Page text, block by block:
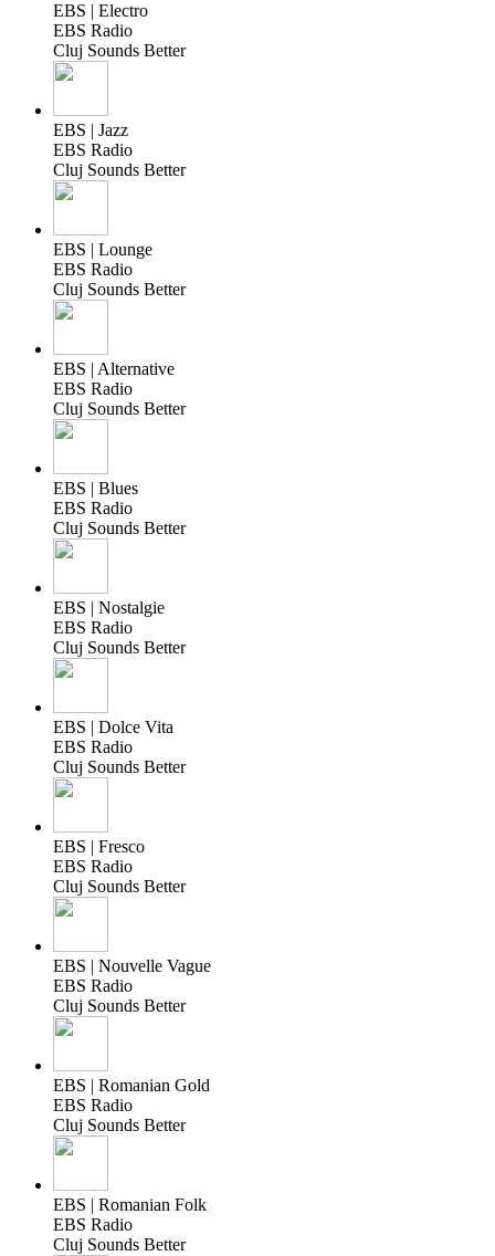
EBS | Electro
EBS Radio
Cluj Sounds Better
EBS | Jazz
EBS Radio
Cluj Sounds Better
EBS | Lounge
EBS Radio
Cluj Sounds Better
EBS | Alternative
EBS Radio
Cluj Sounds Better
EBS | Blues
EBS Radio
Cluj Sounds Better
EBS | Nostalgie
EBS Radio
Cluj Sounds Better
EBS | Dolce Vita
EBS Radio
Cluj Sounds Better
EBS | Fresco
EBS Radio
Cluj Sounds Better
EBS | Nouvelle Vague
EBS Radio
Cluj Sounds Better
EBS | Romanian Gold
EBS Radio
Cluj Sounds Better
EBS | Romanian Folk
EBS Radio
Cluj Sounds Better